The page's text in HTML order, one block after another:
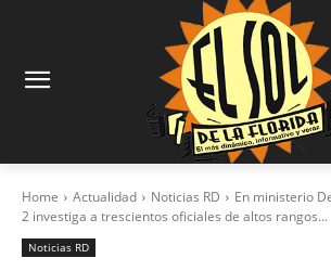
Home Actualidad Noticias RD
En ministerio
2 investiga a trescientos oficiales de altos rangos...
Noticias RD